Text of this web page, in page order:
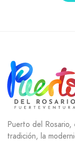
Puerto del
tradición, la